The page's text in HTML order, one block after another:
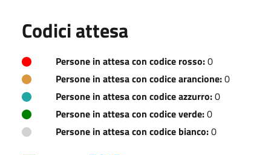
Codici attesa
Persone in attesa con codice rosso:0
Persone in attesa con codice arancione:0
Persone in attesa con codice azzurro:0
Persone in attesa con codice verde:0
Persone in attesa con codice bianco:0